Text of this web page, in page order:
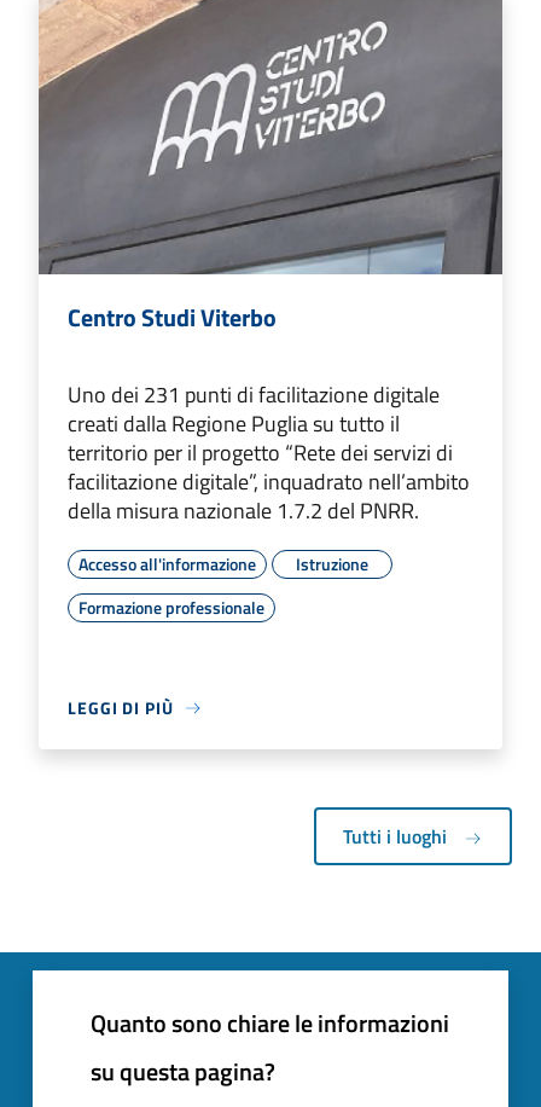
Centro Studi Viterbo
Uno dei 231 punti di facilitazione digitale
creati dalla Regione Puglia su tutto il
territorio per il progetto “Rete dei servizi di
facilitazione digitale”, inquadrato nell’ambito
della misura nazionale 1.7.2 del PNRR.
Accesso all'informazione
Istruzione
Formazione professionale
LEGGI DI PIÙ
Tutti i luoghi
Quanto sono chiare le informazioni
su questa pagina?